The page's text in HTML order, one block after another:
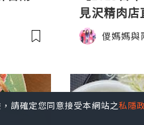
請確定您同意接受本網站之私隱
見沢精肉
儍媽媽與